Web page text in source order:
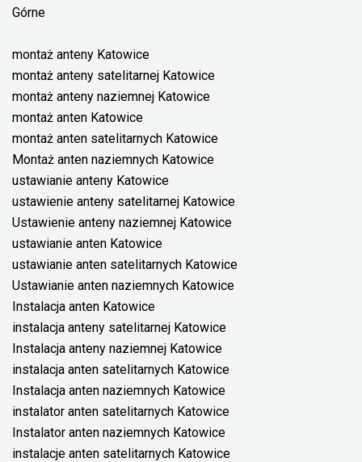
Górne
montaż anteny Katowice
montaż anteny satelitarnej Katowice
montaż anteny naziemnej Katowice
montaż anten Katowice
montaż anten satelitarnych Katowice
Montaż anten naziemnych Katowice
ustawianie anteny Katowice
ustawienie anteny satelitarnej Katowice
Ustawienie anteny naziemnej Katowice
ustawianie anten Katowice
ustawianie anten satelitarnych Katowice
Ustawianie anten naziemnych Katowice
Instalacja anten Katowice
instalacja anteny satelitarnej Katowice
Instalacja anteny naziemnej Katowice
instalacja anten satelitarnych Katowice
Instalacja anten naziemnych Katowice
instalator anten satelitarnych Katowice
Instalator anten naziemnych Katowice
instalacje anten satelitarnych Katowice